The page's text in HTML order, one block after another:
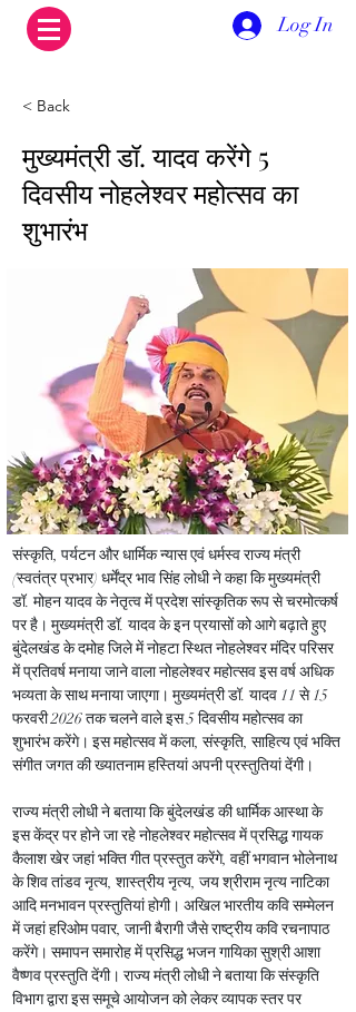
Log In
< Back
मुख्यमंत्री डॉ. यादव करेंगे 5
दिवसीय नोहलेश्वर महोत्सव का
शुभारंभ
संस्कृति, पर्यटन और धार्मिक न्यास एवं धर्मस्व राज्य मंत्री
(स्वतंत्र प्रभार) धर्मेंद्र भाव सिंह लोधी ने कहा कि मुख्यमंत्री
डॉ. मोहन यादव के नेतृत्व में प्रदेश सांस्कृतिक रूप से चरमोत्कर्ष
पर है। मुख्यमंत्री डॉ. यादव के इन प्रयासों को आगे बढ़ाते हुए
बुंदेलखंड के दमोह जिले में नोहटा स्थित नोहलेश्वर मंदिर परिसर
में प्रतिवर्ष मनाया जाने वाला नोहलेश्वर महोत्सव इस वर्ष अधिक
भव्यता के साथ मनाया जाएगा। मुख्यमंत्री डॉ. यादव 11 से 15
फरवरी 2026 तक चलने वाले इस 5 दिवसीय महोत्सव का
शुभारंभ करेंगे। इस महोत्सव में कला, संस्कृति, साहित्य एवं भक्ति
संगीत जगत की ख्यातनाम हस्तियां अपनी प्रस्तुतियां देंगी।
राज्य मंत्री लोधी ने बताया कि बुंदेलखंड की धार्मिक आस्था के
इस केंद्र पर होने जा रहे नोहलेश्वर महोत्सव में प्रसिद्ध गायक
कैलाश खेर जहां भक्ति गीत प्रस्तुत करेंगे, वहीं भगवान भोलेनाथ
के शिव तांडव नृत्य, शास्त्रीय नृत्य, जय श्रीराम नृत्य नाटिका
आदि मनभावन प्रस्तुतियां होगी। अखिल भारतीय कवि सम्मेलन
में जहां हरिओम पवार, जानी बैरागी जैसे राष्ट्रीय कवि रचनापाठ
करेंगे। समापन समारोह में प्रसिद्ध भजन गायिका सुश्री आशा
वैष्णव प्रस्तुति देंगी। राज्य मंत्री लोधी ने बताया कि संस्कृति
विभाग द्वारा इस समूचे आयोजन को लेकर व्यापक स्तर पर